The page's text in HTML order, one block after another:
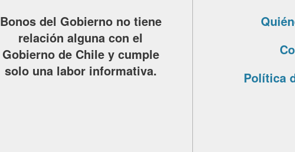
Bonos del Gobierno no tiene
relación alguna con el
Gobierno de Chile y cumple
solo una labor informativa.
Política